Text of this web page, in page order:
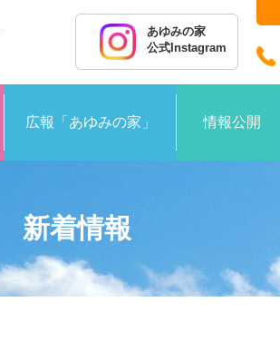
あゆみの家
公式Instagram
広報「あゆみの家」 情報公開
新着情報